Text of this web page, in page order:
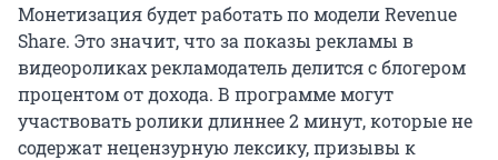
Монетизация будет работать по модели Revenue
Share. Это значит, что за показы рекламы в
видеороликах рекламодатель делится с блогером
процентом от дохода. В программе могут
участвовать ролики длиннее 2 минут, которые не
содержат нецензурную лексику, призывы к